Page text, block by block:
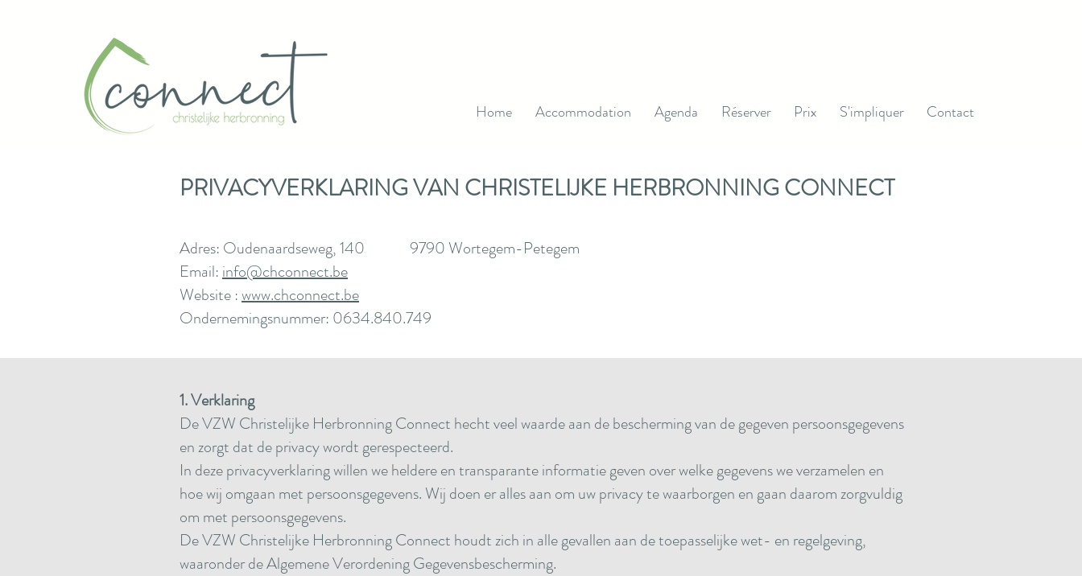
Home Accommodation Agenda Réserver Prix S'impliquer Contact
PRIVACYVERKLARING VAN CHRISTELIJKE HERBRONNING CONNECT
Adres: Oudenaardseweg, 140 9790 Wortegem-Petegem
Email:info@chconnect.be
Website :www.chconnect.be
Ondernemingsnummer: 0634.840.749
1. Verklaring
De VZW Christelijke Herbronning Connect hecht veel waarde aan de bescherming van de gegeven persoonsgegevens
en zorgt dat de privacy wordt gerespecteerd.
In deze privacyverklaring willen we heldere en transparante informatie geven over welke gegevens we verzamelen en
hoe wij omgaan met persoonsgegevens. Wij doen er alles aan om uw privacy te waarborgen en gaan daarom zorgvuldig
om met persoonsgegevens.
De VZW Christelijke Herbronning Connect houdt zich in alle gevallen aan de toepasselijke wet- en regelgeving,
waaronder de Algemene Verordening Gegevensbescherming.